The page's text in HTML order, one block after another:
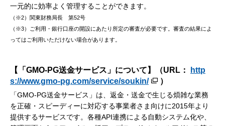
一元的に効率よく管理することができます。
（※2）関東財務局長 第52号
（※3）ご利用・銀行口座の開設にあたり所定の審査が必要です。審査の結果によ
ってはご利用いただけない場合があります。
【「GMO-PG送金サービス」について】（URL：
http
s://www.gmo-pg.com/service/soukin/
）
「GMO-PG送金サービス」は、返金・送金で生じる煩雑な業務
を正確・スピーディーに対応する事業者さま向けに2015年より
提供するサービスです。各種API連携による自動システム化や、